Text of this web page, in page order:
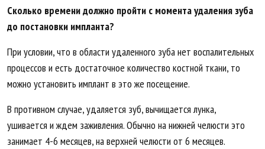
Сколько времени должно пройти с момента удаления зуба
до постановки импланта?
При условии, что в области удаленного зуба нет воспалительных
процессов и есть достаточное количество костной ткани, то
можно установить имплант в это же посещение.
В противном случае, удаляется зуб, вычищается лунка,
ушивается и ждем заживления. Обычно на нижней челюсти это
занимает 4-6 месяцев, на верхней челюсти от 6 месяцев.